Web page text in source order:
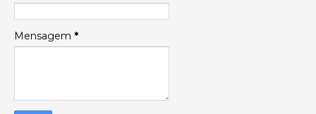
Mensagem *